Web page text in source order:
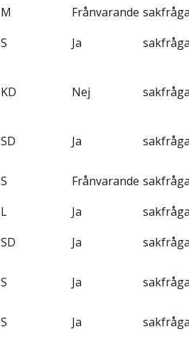
M Frånvarande
S Ja
KD Nej
SD Ja
S Frånvarande
L Ja
SD Ja
S Ja
S Ja